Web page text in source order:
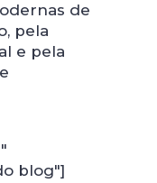
de
pela
e pela
blog"]